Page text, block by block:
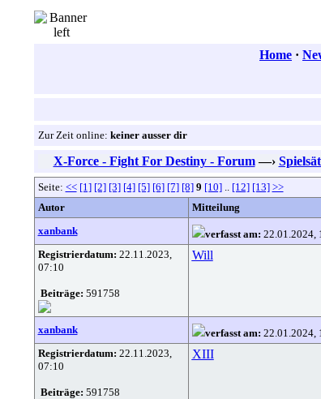
Home ·
Zur Zeit online: keiner ausser dir
X-Force - Fight For Destiny - Forum —›
Seite: << [1] [2] [3] [4] [5] [6] [7] [8] 9 [10].. [12] [13] >>
Autor
Mitteilung
xanbank
verfasst am: 22.01.2024,
Registrierdatum: 22.11.2023,
07:10
Beiträge: 591758
Will
xanbank verfasst am: 22.01.2024,
Registrierdatum: 22.11.2023,
07:10
Beiträge: 591758
XIII